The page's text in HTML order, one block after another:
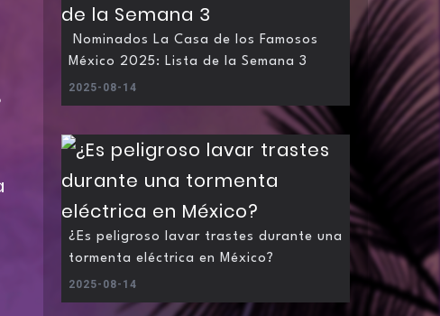
Nominados La Casa de los Famosos
México 2025: Lista de la Semana 3
2025-08-14
¿Es peligroso lavar trastes durante una
tormenta eléctrica en México?
2025-08-14